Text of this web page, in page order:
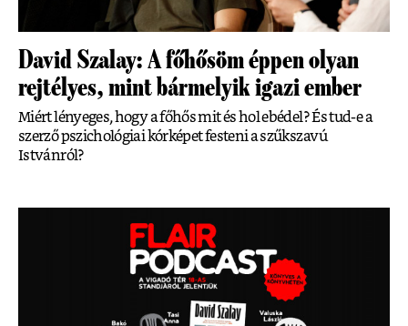
David Szalay: A főhősöm éppen olyan
rejtélyes, mint bármelyik igazi ember
Miért lényeges, hogy a főhős mit és hol ebédel? És tud-e a
szerző pszichológiai kórképet festeni a szűkszavú
Istvánról?